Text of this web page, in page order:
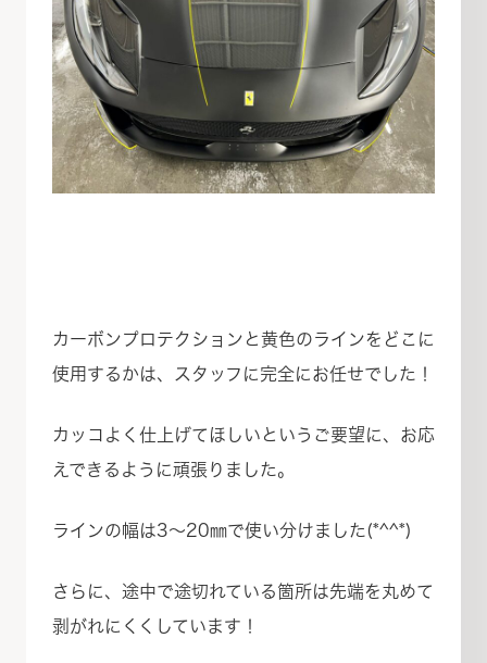
カーボンプロテクションと黄色のラインをどこに
使用するかは、スタッフに完全にお任せでした！
カッコよく仕上げてほしいというご要望に、お応
えできるように頑張りました。
ラインの幅は3～20㎜で使い分けました(*^^*)
さらに、途中で途切れている箇所は先端を丸めて
剥がれにくくしています！